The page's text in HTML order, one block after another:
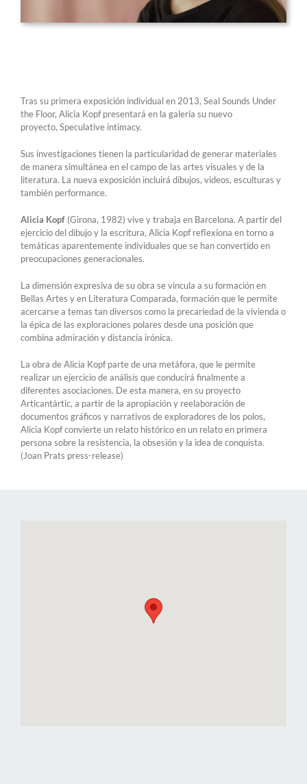
Tras su primera exposición individual en 2013, Seal Sounds Under
the Floor, Alicia Kopf presentará en la galería su nuevo
proyecto, Speculative intimacy.
Sus investigaciones tienen la particularidad de generar materiales
de manera simultánea en el campo de las artes visuales y de la
literatura. La nueva exposición incluirá dibujos, videos, esculturas y
también performance.
Alicia Kopf (Girona, 1982) vive y trabaja en Barcelona. A partir del
ejercicio del dibujo y la escritura, Alicia Kopf reflexiona en torno a
temáticas aparentemente individuales que se han convertido en
preocupaciones generacionales.
La dimensión expresiva de su obra se vincula a su formación en
Bellas Artes y en Literatura Comparada, formación que le permite
acercarse a temas tan diversos como la precariedad de la vivienda o
la épica de las exploraciones polares desde una posición que
combina admiración y distancia irónica.
La obra de Alicia Kopf parte de una metáfora, que le permite
realizar un ejercicio de análisis que conducirá finalmente a
diferentes asociaciones. De esta manera, en su proyecto
Articantàrtic, a partir de la apropiación y reelaboración de
documentos gráficos y narrativos de exploradores de los polos,
Alicia Kopf convierte un relato histórico en un relato en primera
persona sobre la resistencia, la obsesión y la idea de conquista.
(Joan Prats press-release)